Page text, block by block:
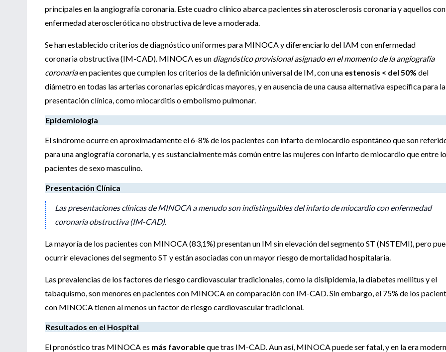
principales en la angiografía coronaria. Este cuadro clínico abarca pacientes sin aterosclerosis coronaria y aquellos con
enfermedad aterosclerótica no obstructiva de leve a moderada.
Se han establecido criterios de diagnóstico uniformes para MINOCA y diferenciarlo del IAM con enfermedad
coronaria obstructiva (IM-CAD). MINOCA es un diagnóstico provisional asignado en el momento de la angiografía
coronariaen pacientes que cumplen los criterios de la definición universal de IM, con una estenosis < del 50% del
diámetro en todas las arterias coronarias epicárdicas mayores, y en ausencia de una causa alternativa específica para la
presentación clínica, como miocarditis o embolismo pulmonar.
Epidemiología
El síndrome ocurre en aproximadamente el 6-8% de los pacientes con infarto de miocardio espontáneo que son
para una angiografía coronaria, y es sustancialmente más común entre las mujeres con infarto de miocardio que entre
pacientes de sexo masculino.
Presentación Clínica
Las presentaciones clínicas de MINOCA a menudo son indistinguibles del infarto de miocardio con enfermedad
coronaria obstructiva (IM-CAD).
La mayoría de los pacientes con MINOCA (83,1%) presentan un IM sin elevación del segmento ST (NSTEMI), pero
ocurrir elevaciones del segmento ST y están asociadas con un mayor riesgo de mortalidad hospitalaria.
Las prevalencias de los factores de riesgo cardiovascular tradicionales, como la dislipidemia, la diabetes mellitus y el
tabaquismo, son menores en pacientes con MINOCA en comparación con IM-CAD. Sin embargo, el 75% de los
con MINOCA tienen al menos un factor de riesgo cardiovascular tradicional.
Resultados en el Hospital
El pronóstico tras MINOCA es más favorableque tras IM-CAD. Aun así, MINOCA puede ser fatal, y en la era